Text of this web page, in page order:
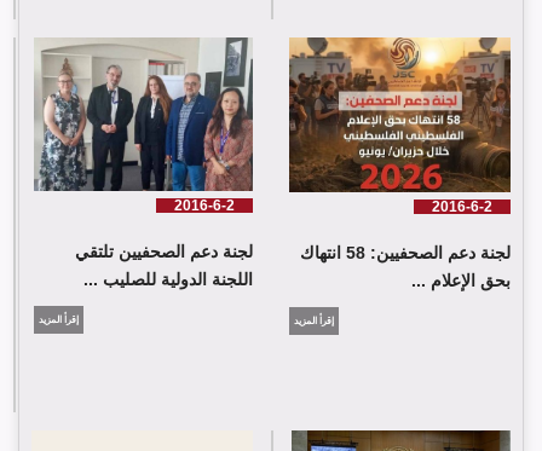
لجنة دعم الصحفيين: 58 انتهاك بحق الإعلام الفلسطيني خلال حزيران/
يونيو 2026
لجنة دعم الصحفيين تلتقي اللجنة الدولية للصليب الأحمر في جنيف
2016-6-2
لجنة دعم الصحفيين: 58 انتهاك
بحق الإعلام ...
إقرأ المزيد
2016-6-2
لجنة دعم الصحفيين تلتقي
اللجنة الدولية للصليب ...
إقرأ المزيد